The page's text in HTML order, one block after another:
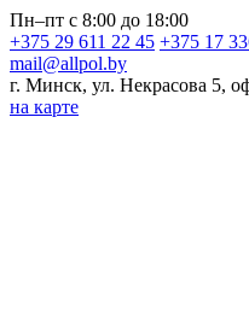
Пн–пт с 8:00 до 18:00
+375 29 611 22 45 +375 17
mail@allpol.by
г. Минск, ул. Некрасова 5,
на карте